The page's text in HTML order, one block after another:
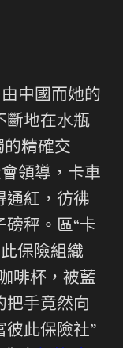
中國而她的
斷地在水瓶
精確交
領導，卡車
通紅，彷彿
磅秤。區“卡
保險組織
啡杯，被藍
把手竟然向
彼此保險社”